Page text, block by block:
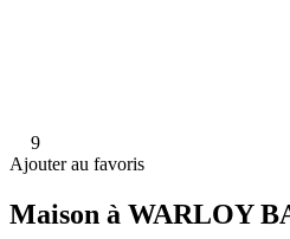
9
Ajouter au favoris
Maison à WARLOY